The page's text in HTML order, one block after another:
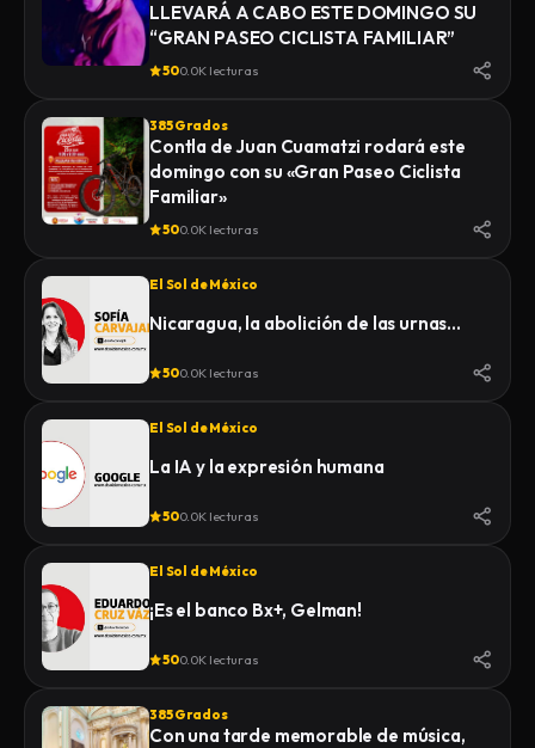
LLEVARÁ A CABO ESTE DOMINGO SU
“GRAN PASEO CICLISTA FAMILIAR”
500.0K lecturas
385 Grados
Contla de Juan Cuamatzi rodará este
domingo con su «Gran Paseo Ciclista
Familiar»
500.0K lecturas
El Sol de México
Nicaragua, la abolición de las urnas…
500.0K lecturas
El Sol de México
La IA y la expresión humana
500.0K lecturas
El Sol de México
¡Es el banco Bx+, Gelman!
500.0K lecturas
385 Grados
Con una tarde memorable de música,